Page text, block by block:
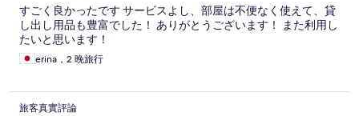
すごく良かったです サービスよし、部屋は不便なく使えて、貸
し出し用品も豊富でした！ ありがとうございます！ また利用し
たいと思います！
erina，2 晚旅行
旅客真實評論